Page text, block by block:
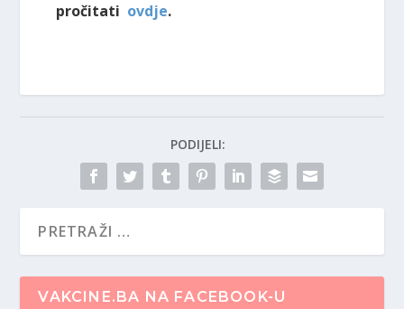
pročitati ovdje.
PODIJELI:
VAKCINE.BA NA FACEBOOK-U